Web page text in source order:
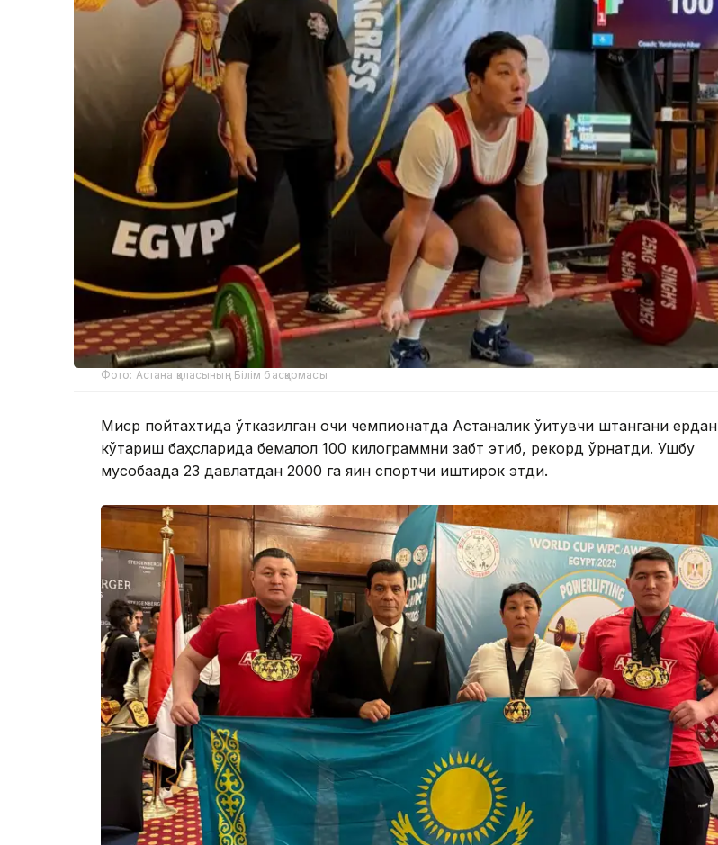
Фото: Астана қаласының Білім басқармасы
Миср пойтахтида ўтказилган очиқ чемпионатда Астаналик ўқитувчи штангани ердан
кўтариш баҳсларида бемалол 100 килограммни забт этиб, рекорд ўрнатди. Ушбу
мусобақада 23 давлатдан 2000 га яқин спортчи иштирок этди.